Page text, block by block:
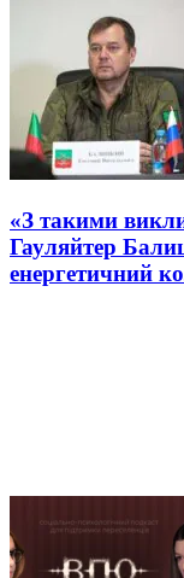
«З такими
Гауляйтер
енергетичний